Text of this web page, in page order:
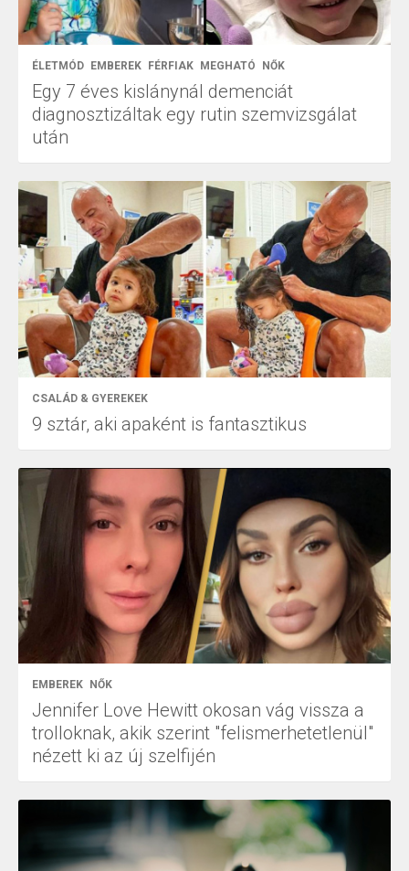
ÉLETMÓD EMBEREK FÉRFIAK MEGHATÓ NŐK
Egy 7 éves kislánynál demenciát
diagnosztizáltak egy rutin szemvizsgálat
után
CSALÁD & GYEREKEK
9 sztár, aki apaként is fantasztikus
EMBEREK NŐK
Jennifer Love Hewitt okosan vág vissza a
trolloknak, akik szerint "felismerhetetlenül"
nézett ki az új szelfijén